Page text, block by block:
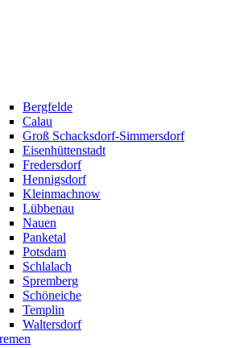
Bergfelde
Calau
Groß Schacksdorf-Simmersdorf
Eisenhüttenstadt
Fredersdorf
Hennigsdorf
Kleinmachnow
Lübbenau
Nauen
Panketal
Potsdam
Schlalach
Spremberg
Schöneiche
Templin
Waltersdorf